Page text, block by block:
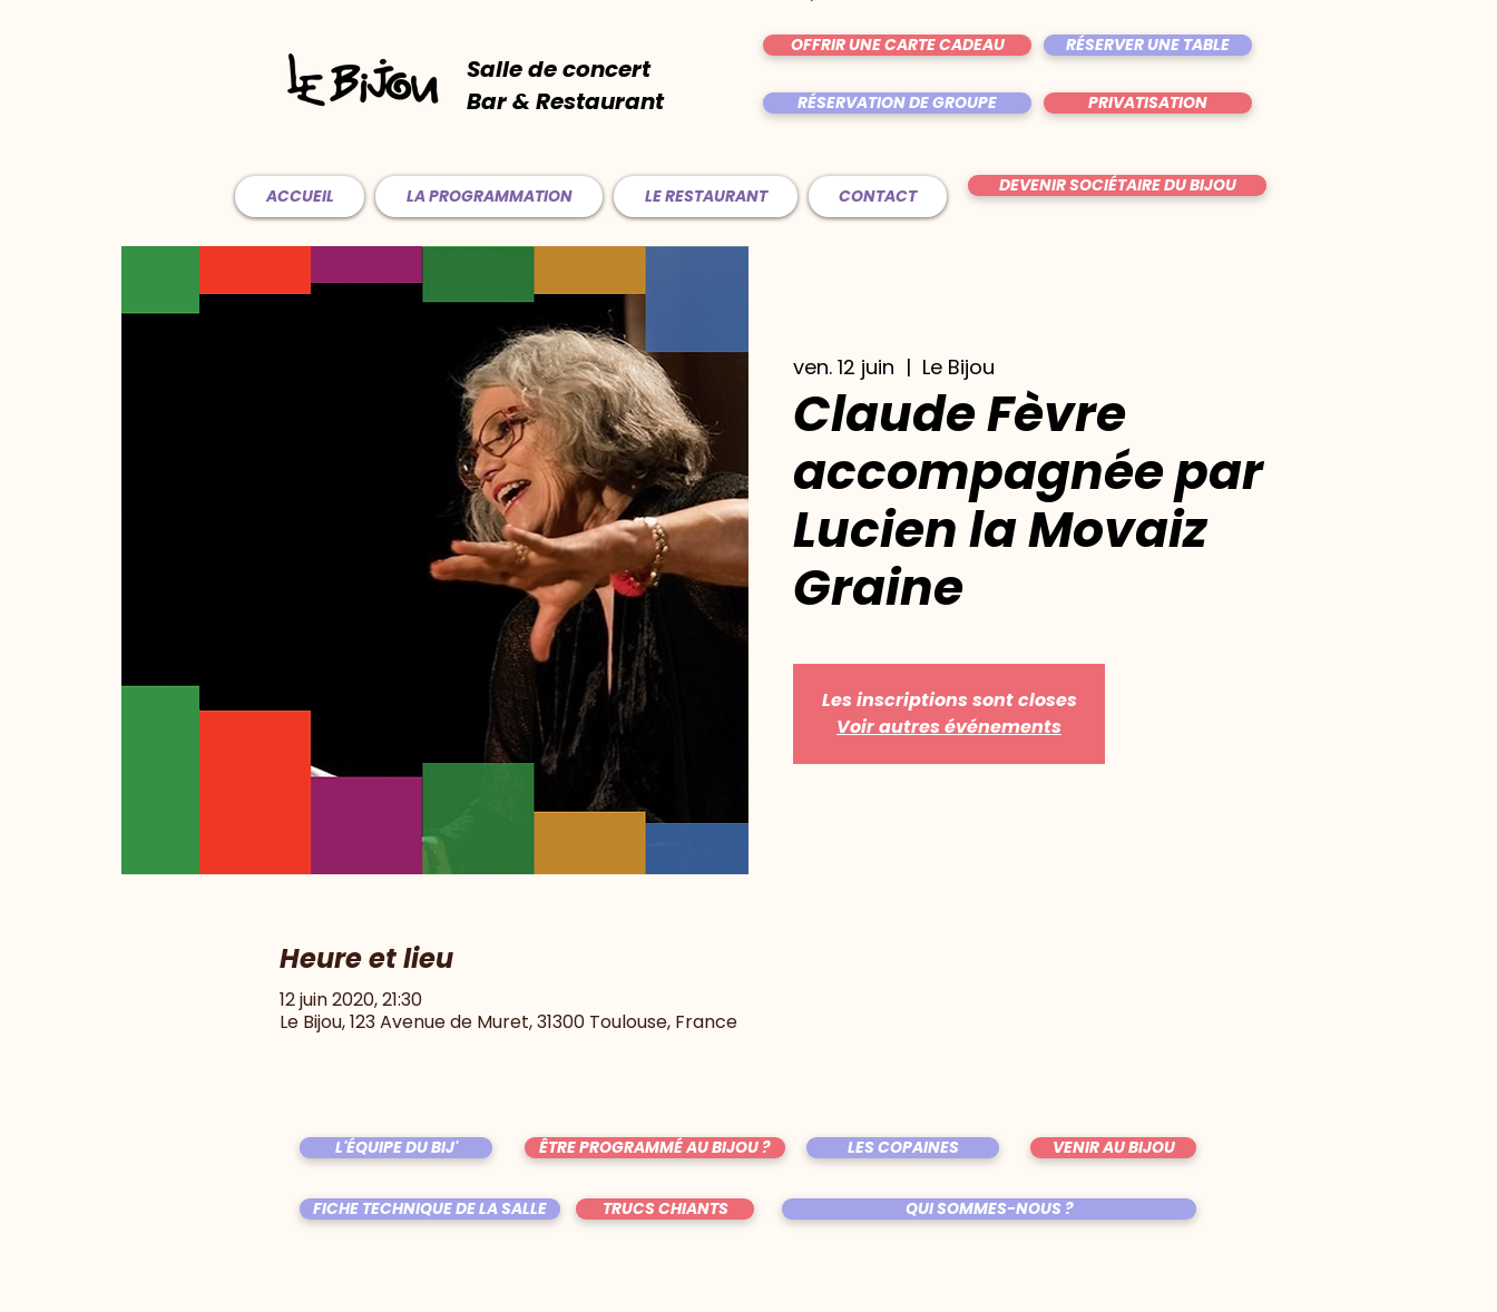
Salle de concert
Bar & Restaurant
OFFRIR UNE CARTE CADEAU RÉSERVER UNE TABLE
RÉSERVATION DE GROUPE PRIVATISATION
ACCUEIL LA PROGRAMMATION LE RESTAURANT CONTACT DEVENIR SOCIÉTAIRE DU BIJOU
ven. 12 juin
  |
Le Bijou
Claude Fèvre
accompagnée par
Lucien la Movaiz
Graine
Les inscriptions sont closes
Voir autres événements
Heure et lieu
12 juin 2020, 21:30
Le Bijou, 123 Avenue de Muret, 31300 Toulouse, France
L'ÉQUIPE DU BIJ' ÊTRE PROGRAMMÉ AU BIJOU ? LES COPAINES VENIR AU BIJOU
FICHE TECHNIQUE DE LA SALLE TRUCS CHIANTS QUI SOMMES-NOUS ?